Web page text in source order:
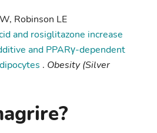
Robinson LE
and rosiglitazone increase
and PPARγ-dependent
. Obesity (Silver